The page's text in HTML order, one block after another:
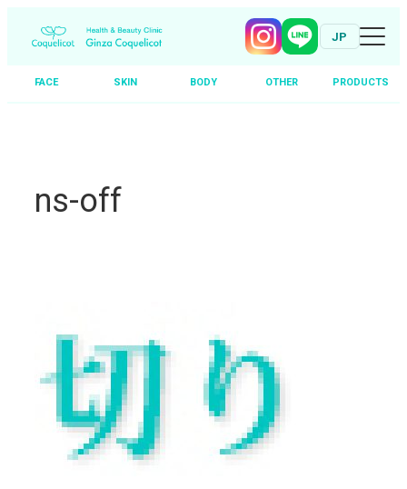
JP
FACE SKIN BODY OTHER PRODUCTS
ns-off